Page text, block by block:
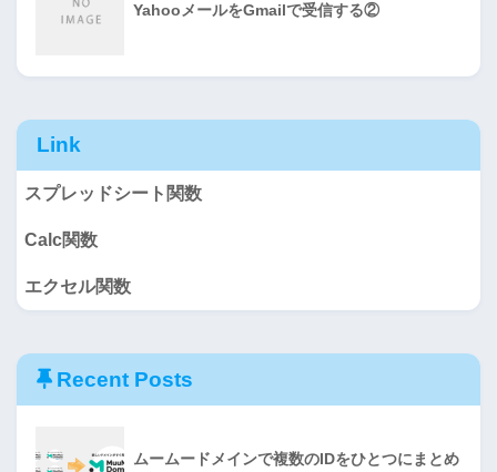
YahooメールをGmailで受信する②
Link
スプレッドシート関数
Calc関数
エクセル関数
Recent Posts
ムームードメインで複数のIDをひとつにまとめ